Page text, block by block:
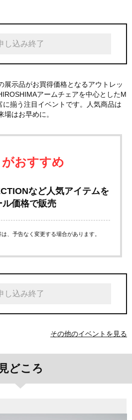
駅」(西口改札経由A3出口) 徒歩2分
し込み終了
展示品がお買得価格となるアウトレッ
アームチェアを中心としたM
揃う注目イベントです。人気商品は
はお早めに。
おすすめ
など人気アイテムを
ル価格で販売
、予告なく変更する場合があります。
し込み終了
その他のイベントを見る
見どころ